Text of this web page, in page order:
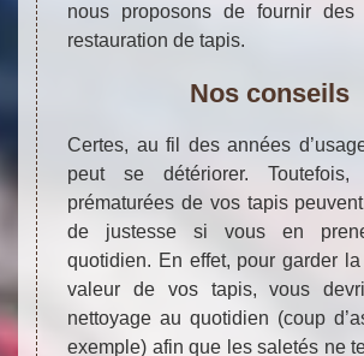
nous proposons de fournir des
restauration de tapis.
Nos conseils
Certes, au fil des années
peut se détériorer.
prématurées de vos tapis
de justesse si vous en
quotidien. En effet, pour garder
valeur de vos tapis, vous
nettoyage au quotidien (coup
exemple) afin que les saletés ne